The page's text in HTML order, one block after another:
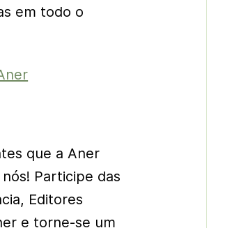
em todo o
que a Aner
Participe das
Editores
e torne-se um